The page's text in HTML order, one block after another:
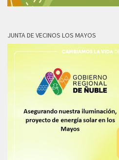
JUNTA DE VECINOS LOS MAYOS